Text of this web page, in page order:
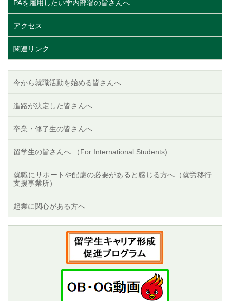
PAを雇用したい学内部署の皆さんへ
アクセス
関連リンク
今から就職活動を始める皆さんへ
進路が決定した皆さんへ
卒業・修了生の皆さんへ
留学生の皆さんへ （For International Students)
就職にサポートや配慮の必要があると感じる方へ（就労移行
支援事業所）
起業に関心がある方へ